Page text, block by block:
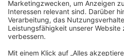
Hierarchien sowie die
bundesweit agierenden Afileon
Werde Teil des